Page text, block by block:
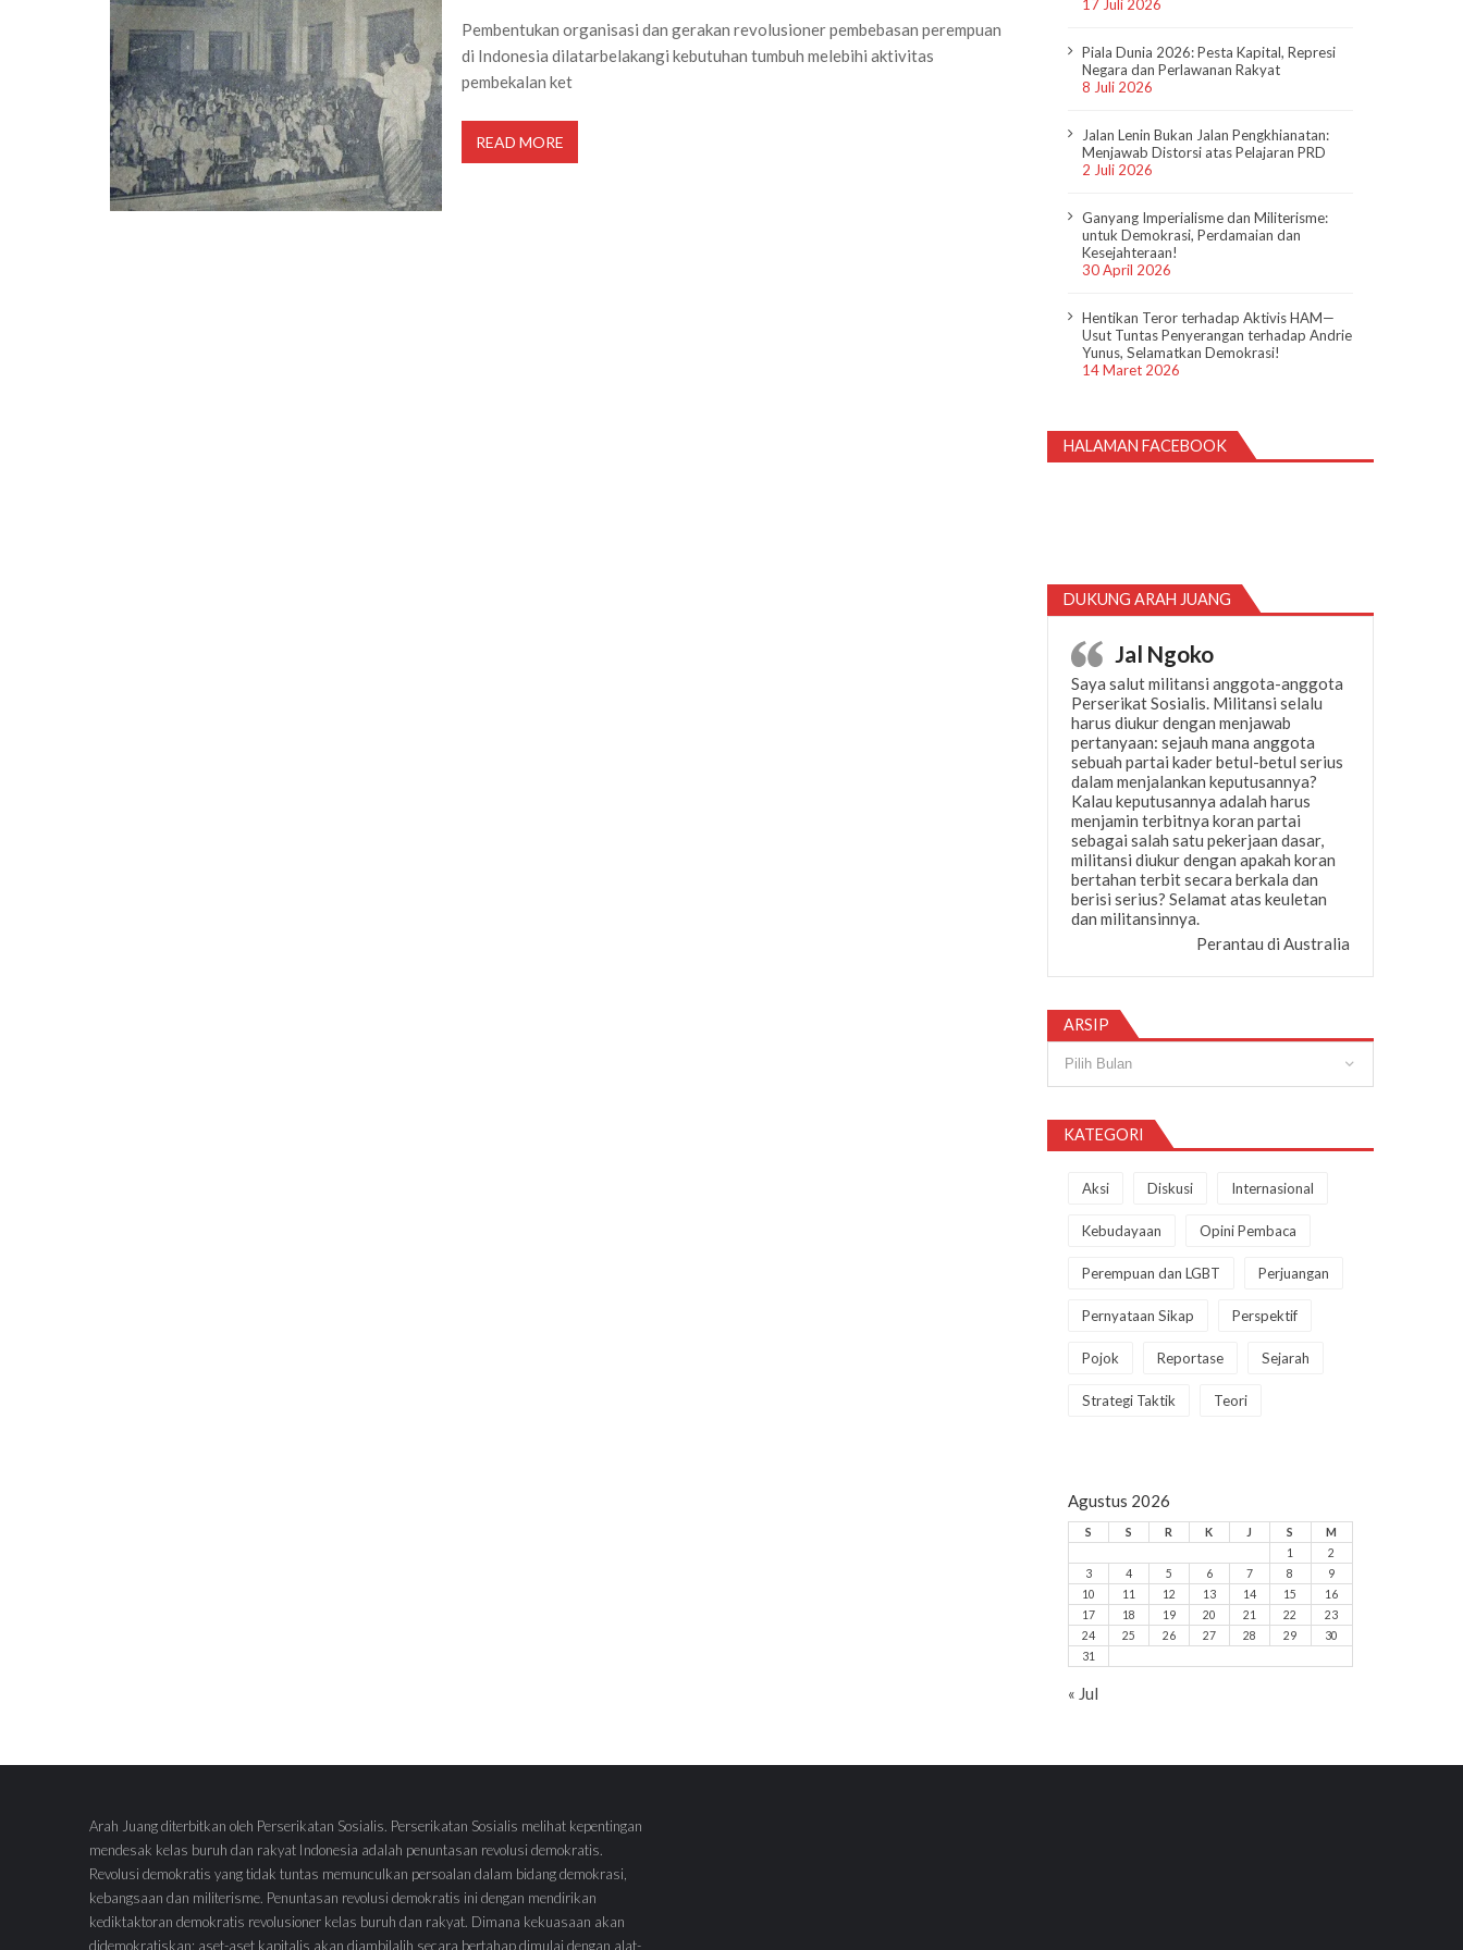
Pembentukan organisasi dan gerakan revolusioner pembebasan perempuan
di Indonesia dilatarbelakangi kebutuhan tumbuh melebihi aktivitas
pembekalan ket
READ MORE
17 Juli 2026
Piala Dunia 2026: Pesta Kapital, Represi
Negara dan Perlawanan Rakyat
8 Juli 2026
Jalan Lenin Bukan Jalan Pengkhianatan:
Menjawab Distorsi atas Pelajaran PRD
2 Juli 2026
Ganyang Imperialisme dan Militerisme:
untuk Demokrasi, Perdamaian dan
Kesejahteraan!
30 April 2026
Hentikan Teror terhadap Aktivis HAM—
Usut Tuntas Penyerangan terhadap Andrie
Yunus, Selamatkan Demokrasi!
14 Maret 2026
HALAMAN FACEBOOK
DUKUNG ARAH JUANG
Jal Ngoko
Saya salut militansi anggota-anggota
Perserikat Sosialis. Militansi selalu
harus diukur dengan menjawab
pertanyaan: sejauh mana anggota
sebuah partai kader betul-betul serius
dalam menjalankan keputusannya?
Kalau keputusannya adalah harus
menjamin terbitnya koran partai
sebagai salah satu pekerjaan dasar,
militansi diukur dengan apakah koran
bertahan terbit secara berkala dan
berisi serius? Selamat atas keuletan
dan militansinnya.
Perantau di Australia
ARSIP
KATEGORI
Aksi Diskusi Internasional
Kebudayaan Opini Pembaca
Perempuan dan LGBT Perjuangan
Pernyataan Sikap Perspektif
Pojok Reportase Sejarah
Strategi Taktik Teori
Agustus 2026
S S R K J S
M
1
2
3
4 5 6 7 8
9
10
11 12 13 14 15
16
17
18 19 20 21 22
23
24
25 26 27 28 29
30
31
« Jul
Arah Juang diterbitkan oleh Perserikatan Sosialis. Perserikatan Sosialis melihat kepentingan
mendesak kelas buruh dan rakyat Indonesia adalah penuntasan revolusi demokratis.
Revolusi demokratis yang tidak tuntas memunculkan persoalan dalam bidang demokrasi,
kebangsaan dan militerisme. Penuntasan revolusi demokratis ini dengan mendirikan
kediktaktoran demokratis revolusioner kelas buruh dan rakyat. Dimana kekuasaan akan
didemokratiskan; aset-aset kapitalis akan diambilalih secara bertahap dimulai dengan alat-